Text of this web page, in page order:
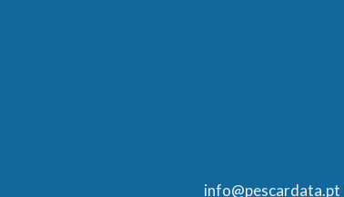
info@pescardata.pt